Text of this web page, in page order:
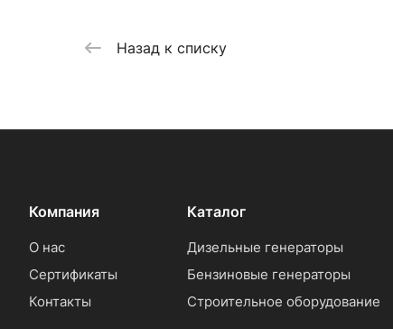
Назад к списку
Компания
О нас
Сертификаты
Контакты
Каталог
Дизельные генераторы
Бензиновые генераторы
Строительное оборудование